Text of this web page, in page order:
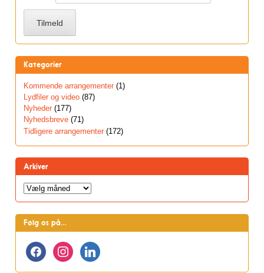
Kategorier
Kommende arrangementer (1)
Lydfiler og video (87)
Nyheder (177)
Nyhedsbreve (71)
Tidligere arrangementer (172)
Arkiver
Arkiver
Følg os på…
facebookinstagramlinkedin